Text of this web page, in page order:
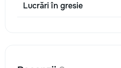
Lucrări în gresie